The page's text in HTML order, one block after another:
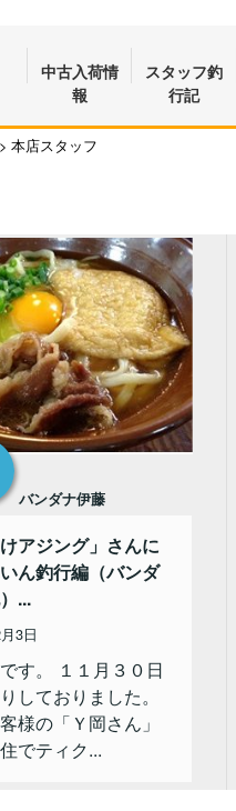
中古入荷情
報
スタッフ釣
行記
> 本店スタッフ
バンダナ伊藤
けアジング」さんに
ん釣行編（バンダ
...
3日
す。 １１月３０日
しておりました。
様の「Ｙ岡さん」
でティク...